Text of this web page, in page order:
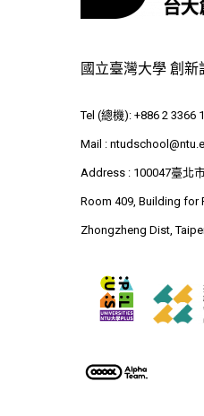
國立臺灣大學 創新
Tel (總機): +886 2 3366
Mail :
Address : 100047臺北
Room 409, Building for
Zhongzheng Dist,